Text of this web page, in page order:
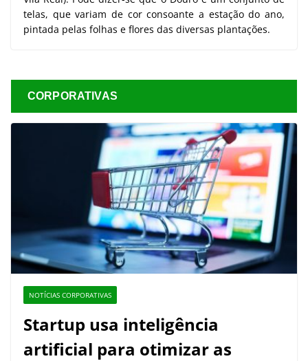
telas, que variam de cor consoante a estação do ano,
pintada pelas folhas e flores das diversas plantações.
CORPORATIVAS
NOTÍCIAS CORPORATIVAS
Startup usa inteligência
artificial para otimizar as